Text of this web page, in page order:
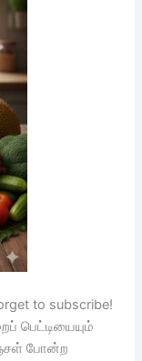
to subscribe!
பெட்டியையும்
போன்ற